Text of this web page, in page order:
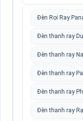
Đèn Rọi Ray
Đèn thanh ray
Đèn thanh ray
Đèn thanh ray
Đèn thanh ray
Đèn thanh ray